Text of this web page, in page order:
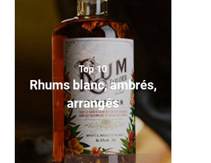
Top 10
Rhums blanc, ambrés,
arrangés